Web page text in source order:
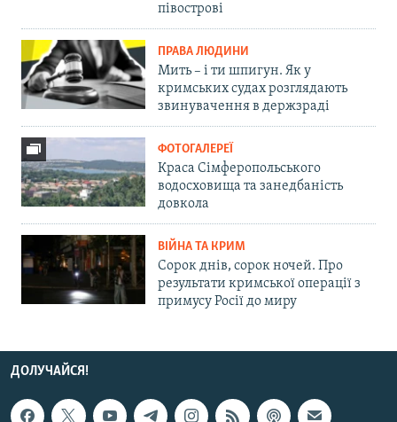
півострові
ПРАВА ЛЮДИНИ
Мить – і ти шпигун. Як у
кримських судах розглядають
звинувачення в держзраді
ФОТОГАЛЕРЕЇ
Краса Сімферопольського
водосховища та занедбаність
довкола
ВІЙНА ТА КРИМ
Сорок днів, сорок ночей. Про
результати кримської операції з
примусу Росії до миру
ДОЛУЧАЙСЯ!